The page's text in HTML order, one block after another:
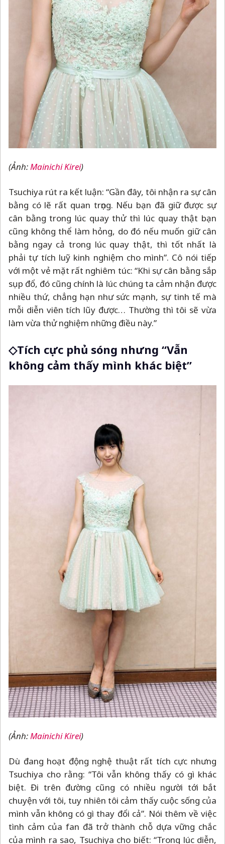
(Ảnh:Mainichi Kirei)
Tsuchiya rút ra kết luận: “Gần đây, tôi nhận ra sự cân
bằng có lẽ rất quan trọng. Nếu bạn đã giữ được sự
cân bằng trong lúc quay thử thì lúc quay thật bạn
cũng không thể làm hỏng, do đó nếu muốn giữ cân
bằng ngay cả trong lúc quay thật, thì tốt nhất là
phải tự tích luỹ kinh nghiệm cho mình”. Cô nói tiếp
với một vẻ mặt rất nghiêm túc: “Khi sự cân bằng sắp
sụp đổ, đó cũng chính là lúc chúng ta cảm nhận được
nhiều thứ, chẳng hạn như sức mạnh, sự tinh tế mà
mỗi diễn viên tích lũy được… Thường thì tôi sẽ vừa
làm vừa thử nghiệm những điều này.”
◇Tích cực phủ sóng nhưng “Vẫn
không cảm thấy mình khác biệt”
(Ảnh:Mainichi Kirei)
Dù đang hoạt động nghệ thuật rất tích cực nhưng
Tsuchiya cho rằng: “Tôi vẫn không thấy có gì khác
biệt. Đi trên đường cũng có nhiều người tới bắt
chuyện với tôi, tuy nhiên tôi cảm thấy cuộc sống của
mình vẫn không có gì thay đổi cả”. Nói thêm về việc
tình cảm của fan đã trở thành chỗ dựa vững chắc
của mình ra sao, Tsuchiya cho biết: “Trong lúc diễn,